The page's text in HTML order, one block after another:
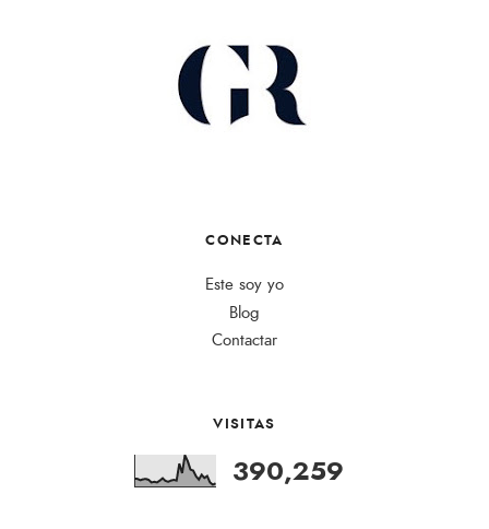
CONECTA
Este soy yo
Blog
Contactar
VISITAS
390,259